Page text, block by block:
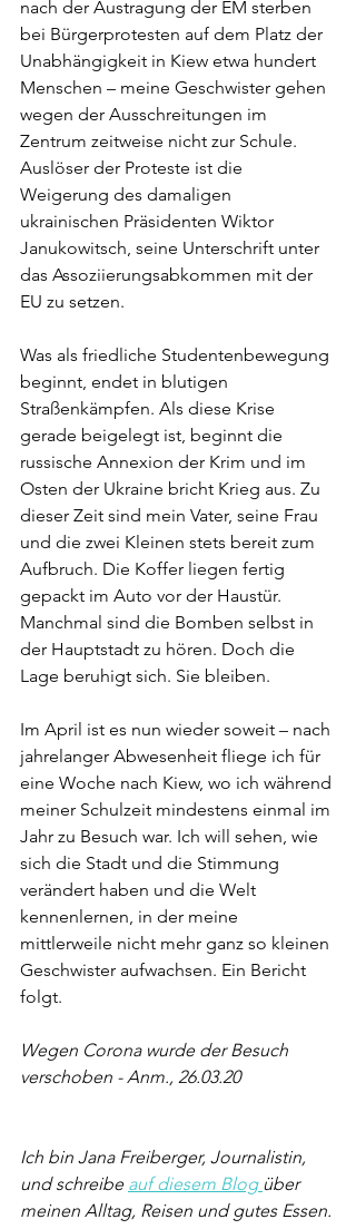
nach der Austragung der EM sterben
bei Bürgerprotesten auf dem Platz der
Unabhängigkeit in Kiew etwa hundert
Menschen – meine Geschwister gehen
wegen der Ausschreitungen im
Zentrum zeitweise nicht zur Schule.
Auslöser der Proteste ist die
Weigerung des damaligen
ukrainischen Präsidenten Wiktor
Janukowitsch, seine Unterschrift unter
das Assoziierungsabkommen mit der
EU zu setzen.
Was als friedliche Studentenbewegung
beginnt, endet in blutigen
Straßenkämpfen. Als diese Krise
gerade beigelegt ist, beginnt die
russische Annexion der Krim und im
Osten der Ukraine bricht Krieg aus. Zu
dieser Zeit sind mein Vater, seine Frau
und die zwei Kleinen stets bereit zum
Aufbruch. Die Koffer liegen fertig
gepackt im Auto vor der Haustür.
Manchmal sind die Bomben selbst in
der Hauptstadt zu hören. Doch die
Lage beruhigt sich. Sie bleiben.
Im April ist es nun wieder soweit – nach
jahrelanger Abwesenheit fliege ich für
eine Woche nach Kiew, wo ich während
meiner Schulzeit mindestens einmal im
Jahr zu Besuch war. Ich will sehen, wie
sich die Stadt und die Stimmung
verändert haben und die Welt
kennenlernen, in der meine
mittlerweile nicht mehr ganz so kleinen
Geschwister aufwachsen. Ein Bericht
folgt.
Wegen Corona wurde der Besuch
verschoben - Anm., 26.03.20
Ich bin Jana Freiberger, Journalistin,
und schreibe auf diesem Blog über
meinen Alltag, Reisen und gutes Essen.